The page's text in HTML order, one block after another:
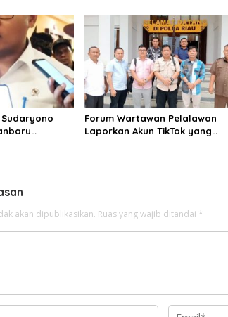
Forum Wartawan Pelalawan
Laporkan Akun TikTok yang
akan dipublikasikan. Ruas yang wajib ditandai *